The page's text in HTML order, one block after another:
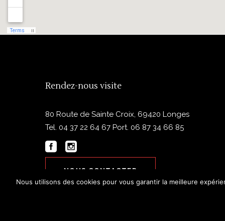
Rendez-nous visite
80 Route de Sainte Croix, 69420 Longes
Tel. 04 37 22 64 67 Port. 06 87 34 66 85
NOUS CONTACTER
Nous utilisons des cookies pour vous garantir la meilleure